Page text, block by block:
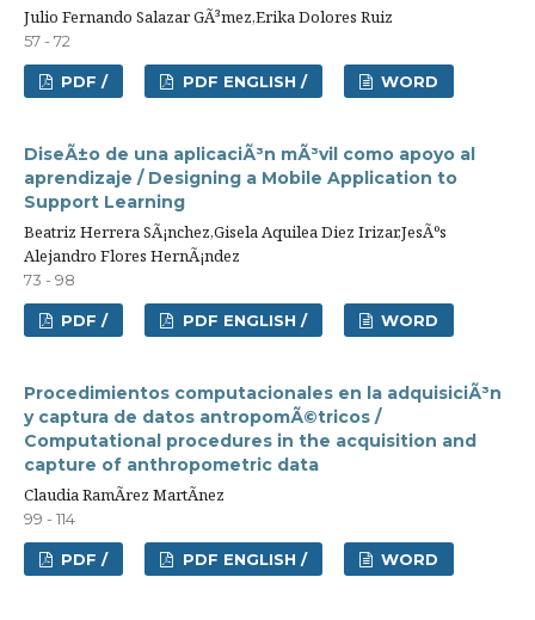
Julio Fernando Salazar GÃ³mez,Erika Dolores Ruiz
57 - 72
PDF / PDF ENGLISH / WORD
DiseÃ±o de una aplicaciÃ³n mÃ³vil como apoyo al
aprendizaje / Designing a Mobile Application to
Support Learning
Beatriz Herrera SÃ¡nchez,Gisela Aquilea Diez Irizar,JesÃºs
Alejandro Flores HernÃ¡ndez
73 - 98
PDF / PDF ENGLISH / WORD
Procedimientos computacionales en la adquisiciÃ³n
y captura de datos antropomÃ©tricos /
Computational procedures in the acquisition and
capture of anthropometric data
Claudia RamÃ­rez MartÃ­nez
99 - 114
PDF / PDF ENGLISH / WORD